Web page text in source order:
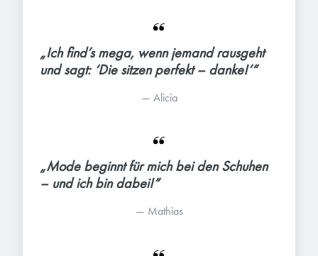
„Ich find’s mega, wenn jemand rausgeht
und sagt: ‘Die sitzen perfekt – danke!’“
— Alicia
„Mode beginnt für mich bei den Schuhen
– und ich bin dabei!“
— Mathias